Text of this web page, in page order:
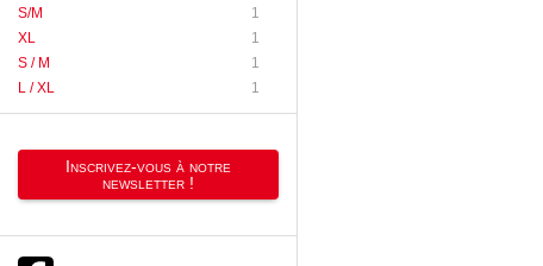
S/M
1
XL
1
S / M
1
L / XL
1
Inscrivez-vous à notre
newsletter !